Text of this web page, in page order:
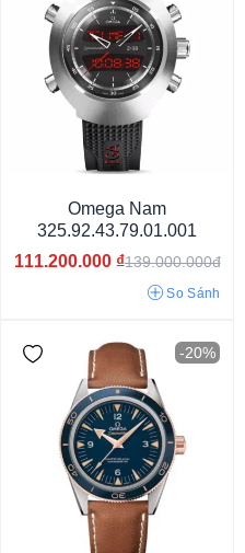
Omega Nam
325.92.43.79.01.001
111.200.000 ₫139.000.000đ
So Sánh
-20%